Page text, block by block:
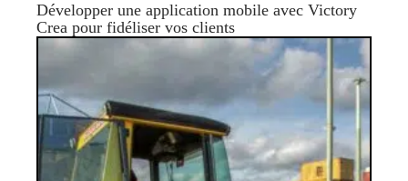
Développer une application mobile avec Victory
Crea pour fidéliser vos clients